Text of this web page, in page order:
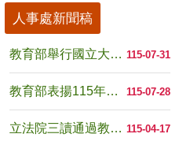
人事處新聞稿
115-07-31
教育部舉行國立大專校院卸、新任校長聯合交接暨致送續...
115-07-28
教育部表揚115年模範公務人員 肯定專業奉獻 以教...
115-04-17
立法院三讀通過教師法第25條、第53條修正條文 強...